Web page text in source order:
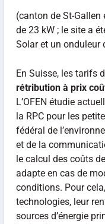
(canton de St-
de 23 kW ; le site a
Solar et un onduleur
En Suisse, les tarifs
rétribution à prix
L’OFEN étudie
la RPC pour les
fédéral de
et de la
le calcul des coûts
adapte en cas de
conditions. Pour
technologies, leur
sources d’énergie